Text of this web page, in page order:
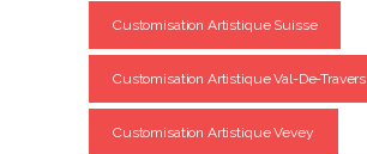
Customisation Artistique Suisse
Customisation Artistique Val-De-Travers
Customisation Artistique Vevey